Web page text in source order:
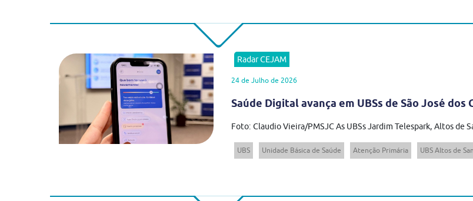
Radar CEJAM
24 de Julho de 2026
Saúde Digital avança em UBSs de São José
Foto: Claudio Vieira/PMSJC As UBSs Jardim Telespark, Altos de
UBS Unidade Básica de Saúde Atenção Primária UBS Altos de